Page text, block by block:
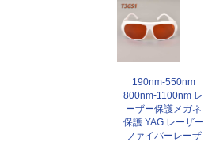
190nm-550nm
800nm-1100nm レ
ーザー保護メガネ
保護 YAG レーザー
ファイバーレーザ